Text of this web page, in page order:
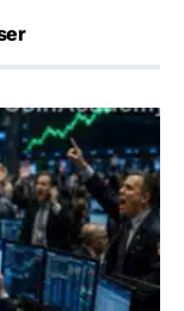
en juillet, les